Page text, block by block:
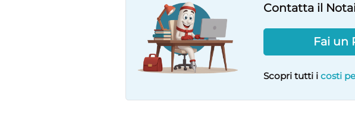
Contatta il
Fai un
Scopri tutti i costi